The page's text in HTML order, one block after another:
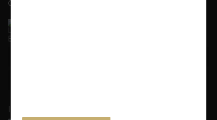
Gerne für Sie da
In Ihrer Nähe